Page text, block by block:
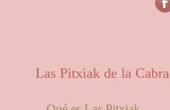
Las Pitxiak de la Cabra